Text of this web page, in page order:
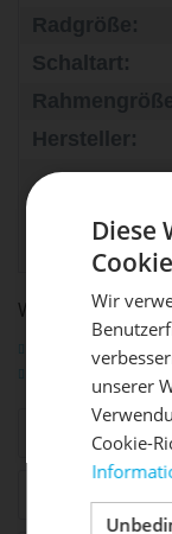
Schaltart:
Hersteller:
Fragen zum
Weitere
Ähnliche
DIE
Mach
ihm
Diese
Wir
unserer
Cookie-